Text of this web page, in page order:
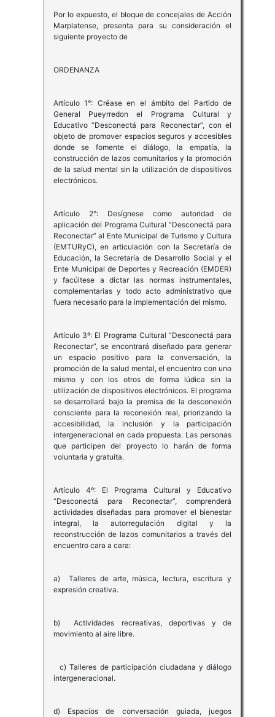
Por lo expuesto, el bloque de concejales de Acción
Marplatense, presenta para su consideración el
siguiente proyecto de
ORDENANZA
Artículo 1°: Créase en el ámbito del Partido de
General Pueyrredon el Programa Cultural y
Educativo “Desconectá para Reconectar”, con el
objeto de promover espacios seguros y accesibles
donde se fomente el diálogo, la empatía, la
construcción de lazos comunitarios y la promoción
de la salud mental sin la utilización de dispositivos
electrónicos.
Artículo 2°: Desígnese como autoridad de
aplicación del Programa Cultural “Desconectá para
Reconectar” al Ente Municipal de Turismo y Cultura
(EMTURyC), en articulación con la Secretaría de
Educación, la Secretaría de Desarrollo Social y el
Ente Municipal de Deportes y Recreación (EMDER)
y facúltese a dictar las normas instrumentales,
complementarias y todo acto administrativo que
fuera necesario para la implementación del mismo.
Artículo 3º: El Programa Cultural “Desconectá para
Reconectar”, se encontrará diseñado para generar
un espacio positivo para la conversación, la
promoción de la salud mental, el encuentro con uno
mismo y con los otros de forma lúdica sin la
utilización de dispositivos electrónicos. El programa
se desarrollará bajo la premisa de la desconexión
consciente para la reconexión real, priorizando la
accesibilidad, la inclusión y la participación
intergeneracional en cada propuesta. Las personas
que participen del proyecto lo harán de forma
voluntaria y gratuita.
Artículo 4º: El Programa Cultural y Educativo
“Desconectá para Reconectar”, comprenderá
actividades diseñadas para promover el bienestar
integral, la autorregulación digital y la
reconstrucción de lazos comunitarios a través del
encuentro cara a cara:
a) Talleres de arte, música, lectura, escritura y
expresión creativa.
b) Actividades recreativas, deportivas y de
movimiento al aire libre.
c) Talleres de participación ciudadana y diálogo
intergeneracional.
d) Espacios de conversación guiada, juegos